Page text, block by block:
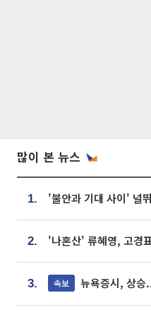
많이 본 뉴스
1.
2.
3. 속보 뉴욕증시, 상